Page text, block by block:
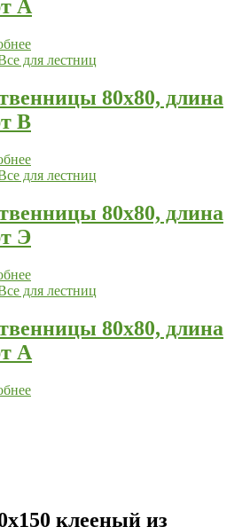
А
80х80, длина
В
80х80, длина
Э
80х80, длина
А
клееный из